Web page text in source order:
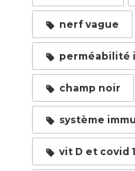
nerf vague
perméabilité
champ noir
système
vit D et covid